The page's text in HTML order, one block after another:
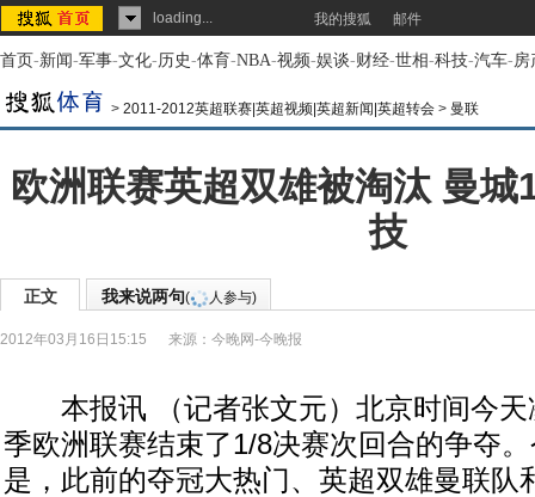
loading... 我的搜狐 邮件
首页-新闻-军事-文化-历史-体育-NBA-视频-娱谈-财经-世相-科技-汽车-房
> 2011-2012英超联赛|英超视频|英超新闻|英超转会 > 曼联
欧洲联赛英超双雄被淘汰 曼城
技
正文 我来说两句( 人参与)
2012年03月16日15:15 来源： 今晚网-今晚报
本报讯 （记者张文元）北京时间今天
季欧洲联赛结束了1/8决赛次回合的争夺
是，此前的夺冠大热门、英超双雄曼联队